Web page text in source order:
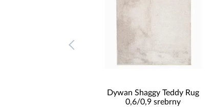
Dywan Shaggy Teddy Rug
0,6/0,9 srebrny